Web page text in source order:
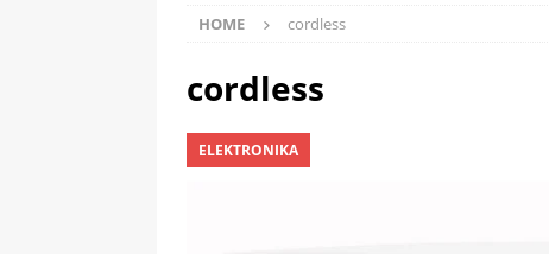
HOME cordless
cordless
ELEKTRONIKA